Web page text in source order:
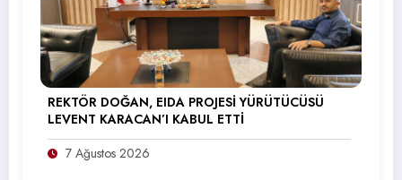
REKTÖR DOĞAN, EIDA PROJESİ YÜRÜTÜCÜSÜ
LEVENT KARACAN’I KABUL ETTİ
7 Ağustos 2026